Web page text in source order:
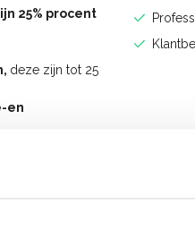
25% procent
deze zijn tot 25
en
met